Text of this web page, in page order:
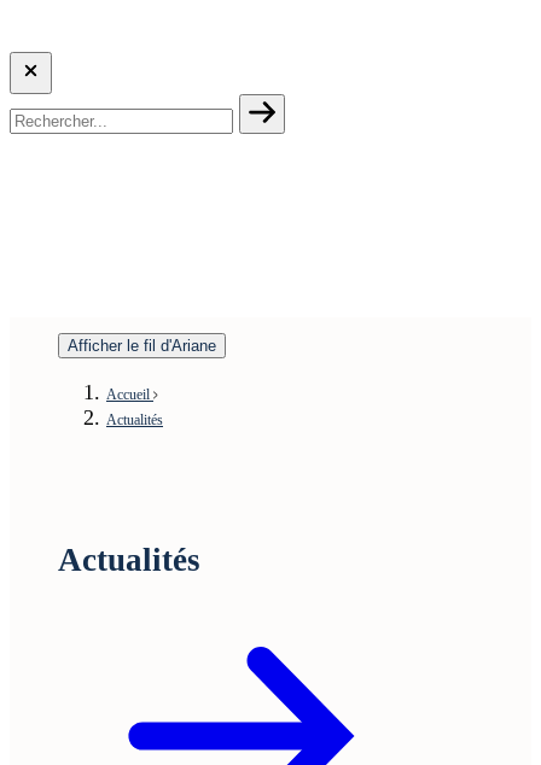
Afficher le fil d'Ariane
Accueil
Actualités
Actualités